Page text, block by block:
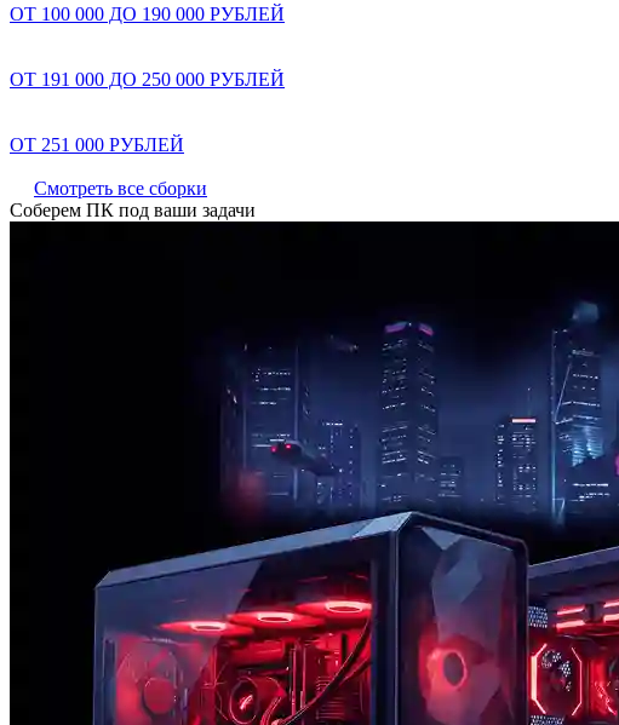
ОТ 100 000 ДО 190 000 РУБЛЕЙ
ОТ 191 000 ДО 250 000 РУБЛЕЙ
ОТ 251 000 РУБЛЕЙ
Смотреть все сборки
Соберем ПК под ваши задачи